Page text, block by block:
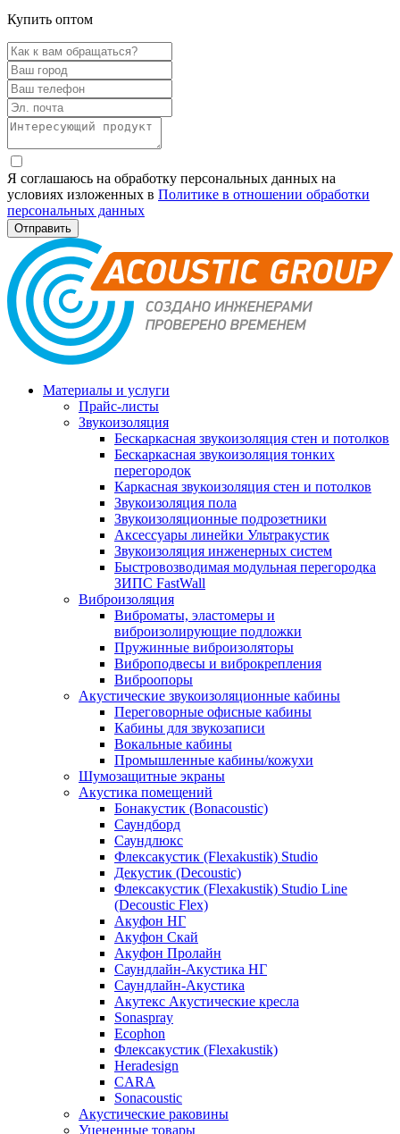
Купить оптом
Я соглашаюсь на обработку персональных данных на
условиях изложенных в Политике в отношении обработки
персональных данных
Материалы и услуги
Прайс-листы
Звукоизоляция
Бескаркасная звукоизоляция стен и потолков
Бескаркасная звукоизоляция тонких
перегородок
Каркасная звукоизоляция стен и потолков
Звукоизоляция пола
Звукоизоляционные подрозетники
Аксессуары линейки Ультракустик
Звукоизоляция инженерных систем
Быстровозводимая модульная перегородка
ЗИПС FastWall
Виброизоляция
Виброматы, эластомеры и
виброизолирующие подложки
Пружинные виброизоляторы
Виброподвесы и виброкрепления
Виброопоры
Акустические звукоизоляционные кабины
Переговорные офисные кабины
Кабины для звукозаписи
Вокальные кабины
Промышленные кабины/кожухи
Шумозащитные экраны
Акустика помещений
Бонакустик (Bonacoustic)
Саундборд
Саундлюкс
Флексакустик (Flexakustik) Studio
Декустик (Decoustic)
Флексакустик (Flexakustik) Studio Line
(Decoustic Flex)
Акуфон НГ
Акуфон Скай
Акуфон Пролайн
Саундлайн-Акустика НГ
Саундлайн-Акустика
Акутекс Акустические кресла
Sonaspray
Ecophon
Флексакустик (Flexakustik)
Heradesign
CARA
Sonacoustic
Акустические раковины
Уцененные товары